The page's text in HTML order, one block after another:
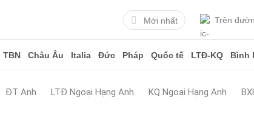
Mới nhất Trên
TBN Châu Âu Italia Đức Pháp Quốc tế LTĐ-KQ Bình
ĐT Anh LTĐ Ngoại Hạng Anh KQ Ngoại Hạng Anh